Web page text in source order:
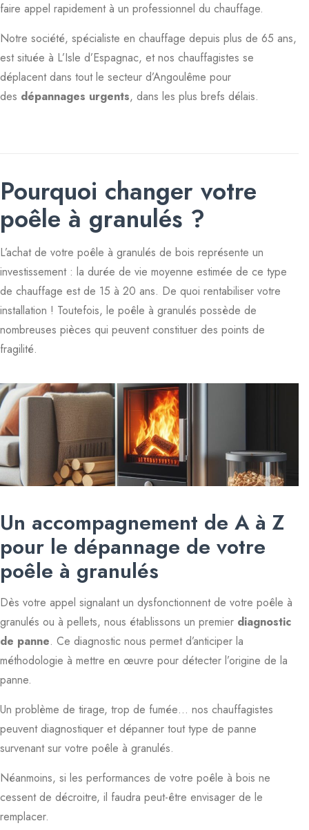
faire appel rapidement à un professionnel du chauffage.
Notre société, spécialiste en chauffage depuis plus de 65 ans,
est située à L’Isle d’Espagnac, et nos chauffagistes se
déplacent dans tout le secteur d’Angoulême pour
des dépannages urgents, dans les plus brefs délais.
Pourquoi changer votre
poêle à granulés ?
L’achat de votre poêle à granulés de bois représente un
investissement : la durée de vie moyenne estimée de ce type
de chauffage est de 15 à 20 ans. De quoi rentabiliser votre
installation ! Toutefois, le poêle à granulés possède de
nombreuses pièces qui peuvent constituer des points de
fragilité.
Un accompagnement de A à Z
pour le dépannage de votre
poêle à granulés
Dès votre appel signalant un dysfonctionnent de votre poêle à
granulés ou à pellets, nous établissons un premier diagnostic
de panne. Ce diagnostic nous permet d’anticiper la
méthodologie à mettre en œuvre pour détecter l’origine de la
panne.
Un problème de tirage, trop de fumée… nos chauffagistes
peuvent diagnostiquer et dépanner tout type de panne
survenant sur votre poêle à granulés.
Néanmoins, si les performances de votre poêle à bois ne
cessent de décroitre, il faudra peut-être envisager de le
remplacer.